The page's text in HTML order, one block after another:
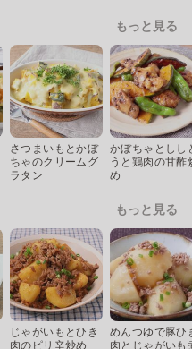
もっと見る
さつまいもとかぼ
ちゃのクリームグ
ラタン
かぼちゃとしし
うと鶏肉の甘酢
め
もっと見る
じゃがいもとひき
肉のピリ辛炒め
めんつゆで豚ひ
肉とじゃがいも